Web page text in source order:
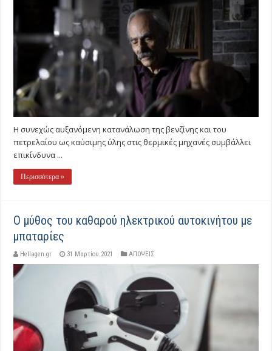
Η συνεχώς αυξανόμενη κατανάλωση της βενζίνης και του
πετρελαίου ως καύσιμης ύλης στις θερμικές μηχανές συμβάλλει
επικίνδυνα ...
Περισσότερα »
Ο μύθος του καθαρού ηλεκτρικού αυτοκινήτου με
μπαταρίες
Hellagen.gr 31 Μαρτίου 2021 ΑΠΟΨΕΙΣ